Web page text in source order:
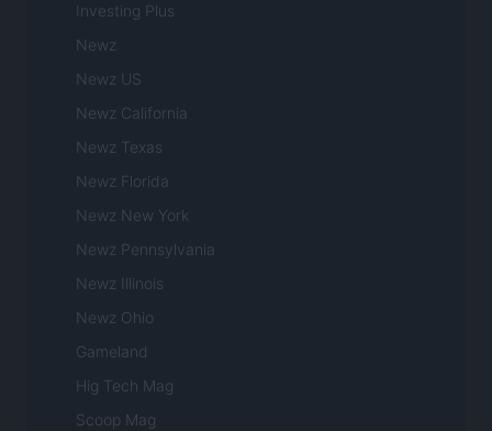
Investing Plus
Newz
Newz US
Newz California
Newz Texas
Newz Florida
Newz New York
Newz Pennsylvania
Newz Illinois
Newz Ohio
Gameland
Hig Tech Mag
Scoop Mag